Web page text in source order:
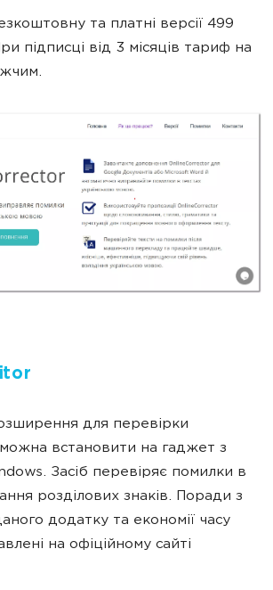
та платні версії 499
підписці від 3 місяців тариф на
для перевірки
встановити на гаджет з
Засіб перевіряє помилки в
розділових знаків. Поради з
додатку та економії часу
на офіційному сайті